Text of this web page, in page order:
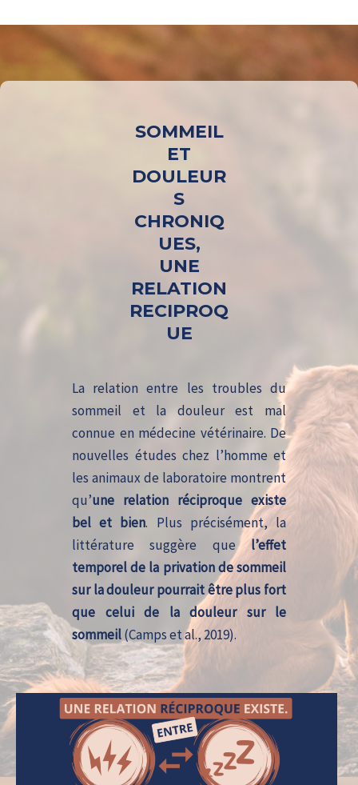
SOMMEIL
ET
DOULEUR
S
CHRONIQ
UES,
UNE
RELATION
RECIPROQ
UE
La relation entre les troubles du
sommeil et la douleur est mal
connue en médecine vétérinaire. De
nouvelles études chez l’homme et
les animaux de laboratoire montrent
qu’une relation réciproque existe
bel et bien. Plus précisément, la
littérature suggère quel’effet
temporel de la privation de sommeil
sur la douleur pourrait être plus fort
que celui de la douleur sur le
sommeil(Camps et al., 2019).